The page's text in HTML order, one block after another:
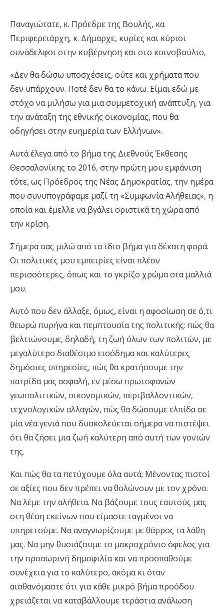
Παναγιώτατε, κ. Πρόεδρε της Βουλής, κα
Περιφερειάρχη, κ. Δήμαρχε, κυρίες και κύριοι
συνάδελφοι στην κυβέρνηση και στο κοινοβούλιο,
«Δεν θα δώσω υποσχέσεις, ούτε και χρήματα που
δεν υπάρχουν. Ποτέ δεν θα το κάνω. Είμαι εδώ με
στόχο να μιλήσω για μια συμμετοχική ανάπτυξη, για
την ανάταξη της εθνικής οικονομίας, που θα
οδηγήσει στην ευημερία των Ελλήνων».
Αυτά έλεγα από το βήμα της Διεθνούς Έκθεσης
Θεσσαλονίκης το 2016, στην πρώτη μου εμφάνιση
τότε, ως Πρόεδρος της Νέας Δημοκρατίας, την ημέρα
που συνυπογράφαμε μαζί τη «Συμφωνία Αλήθειας», η
οποία και έμελλε να βγάλει οριστικά τη χώρα από
την κρίση.
Σήμερα σας μιλώ από το ίδιο βήμα για δέκατη φορά.
Οι πολιτικές μου εμπειρίες είναι πλέον
περισσότερες, όπως και το γκρίζο χρώμα στα μαλλιά
μου.
Αυτό που δεν άλλαξε, όμως, είναι η αφοσίωση σε ό,τι
θεωρώ πυρήνα και πεμπτουσία της πολιτικής: πώς θα
βελτιώνουμε, δηλαδή, τη ζωή όλων των πολιτών, με
μεγαλύτερο διαθέσιμο εισόδημα και καλύτερες
δημόσιες υπηρεσίες, πώς θα κρατήσουμε την
πατρίδα μας ασφαλή, εν μέσω πρωτοφανών
γεωπολιτικών, οικονομικών, περιβαλλοντικών,
τεχνολογικών αλλαγών, πώς θα δώσουμε ελπίδα σε
μία νέα γενιά που δυσκολεύεται σήμερα να πιστέψει
ότι θα ζήσει μια ζωή καλύτερη από αυτή των γονιών
της.
Και πώς θα τα πετύχουμε όλα αυτά; Μένοντας πιστοί
σε αξίες που δεν πρέπει να θολώνουν με τον χρόνο.
Να λέμε την αλήθεια. Να βάζουμε τους εαυτούς μας
στη θέση εκείνων που είμαστε ταγμένοι να
υπηρετούμε. Να αναγνωρίζουμε με θάρρος τα λάθη
μας. Να μην θυσιάζουμε το μακροχρόνιο όφελος για
την προσωρινή δημοφιλία και να προσπαθούμε
συνέχεια για το καλύτερο, ακόμα κι όταν
αισθανόμαστε ότι για κάθε μικρό βήμα προόδου
χρειάζεται να καταβάλλουμε τεράστια ανάλωση